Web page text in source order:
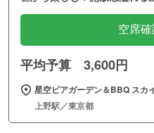
空席
平均予算 3,600円
星空ビアガーデン＆BBQ ス
上野駅／東京都